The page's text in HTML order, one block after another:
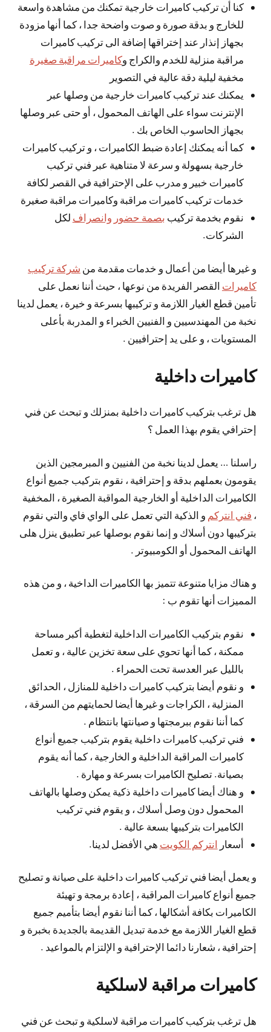
كنا أن تركيب كاميرات خارجية تمكنك من مشاهدة واسعة
للخارج و بدقة صورة و صوت واضحة جدا ، كما أنها مزودة
بجهاز إنذار عند إختراقها إضافة الى تركيب كاميرات
مراقبة منزلية للخدم والكراج وكاميرات مراقبة صغيرة
مخفية ليلية دقة عالية في التصوير
يمكنك عند تركيب كاميرات خارجية من وصلها عبر
الإنترنت سواء على الهاتف المحمول ، أو حتى عبر وصلها
بجهاز الحاسوب الخاص بك .
كما أنه يمكنك إعادة ضبط الكاميرات ، و تركيب كاميرات
خارجية بسهولة و سرعة لا متناهية عبر فني تركيب
كاميرات خبير و مدرب على الإحترافية في القصر لكافة
خدمات تركيب كاميرات مراقبة وكاميرات مراقبة صغيرة
نقوم بخدمة تركيب بصمة حضور وانصراف لكل
الشركات.
و غيرها أيضا من أعمال و خدمات مقدمة من شركة تركيب
كاميرات القصر الفريدة من نوعها ، حيث أننا نعمل على
تأمين قطع الغيار اللازمة و تركيبها بسرعة و خيرة ، يعمل لدينا
نخبة من المهندسيين و الفنيين الخبراء و المدربة بأعلى
المستويات ، و على يد إحترافيين .
كاميرات داخلية
هل ترغب بتركيب كاميرات داخلية بمنزلك و تبحث عن فني
إحترافي يقوم بهذا العمل ؟
راسلنا … يعمل لدينا نخبة من الفنيين و المبرمجين الذين
يقومون بعملهم بدقة و إحترافية ، نقوم بتركيب جميع أنواع
الكاميرات الداخلية أو الخارجية المواقبة الصغيرة ، المخفية
، فني انتركم و الذكية التي تعمل على الواي فاي والتي نقوم
بتركيبها دون أسلاك و إنما نقوم بوصلها عبر تطبيق ينزل هلى
الهاتف المحمول أو الكومبيوتر .
و هناك مزايا متنوعة تتميز بها الكاميرات الداخية ، و من هذه
المميزات أنها تقوم ب :
نقوم بتركيب الكاميرات الداخلية لتغطية أكبر مساحة
ممكنة ، كما أنها تحوي على سعة تخزين عالية ، و تعمل
بالليل عبر العدسة تحت الحمراء .
و نقوم أيضا بتركيب كاميرات داخلية للمنازل ، الحدائق
المنزلية ، الكراجات و غيرها أيضا لحمايتهم من السرقة ،
كما أننا نقوم ببرمجتها و صيانتها بانتظام .
فني تركيب كاميرات داخلية يقوم بتركيب جميع أنواع
كاميرات المراقبة الداخلية و الخارجية ، كما أنه يقوم
بصيانة. تصليح الكاميرات بسرعة و مهارة .
و هناك أيضا كاميرات داخلية ذكية يمكن وصلها بالهاتف
المحمول دون وصل أسلاك ، و يقوم فني تركيب
الكاميرات بتركيبها بسعة عالية .
أسعار انتركم الكويت هي الأفضل لدينا.
و يعمل أيضا فني تركيب كاميرات داخلية على صيانة و تصليح
جميع أنواع كاميرات المراقبة ، إعادة برمجة و تهيئة
الكاميرات بكافة أشكالها ، كما أننا نقوم أيضا بتأميم جميع
قطع الغيار اللازمة مع خدمة تبديل القديمة بالجديدة بخبرة و
إحترافية ، شعارنا دائما الإحترافية و الإلتزام بالمواعيد .
كاميرات مراقبة لاسلكية
هل ترغب بتركيب كاميرات مراقبة لاسلكية و تبحث عن فني